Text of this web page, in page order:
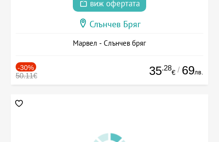
виж офертата
Слънчев Бряг
Марвел - Слънчев бряг
-30%
50.11€ 35.28
€ / 69лв.